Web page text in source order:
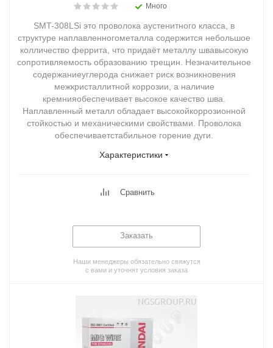
Много
SMT-308LSi это проволока аустенитного класса, в
структуре наплавленногометалла содержится небольшое
колличество феррита, что придаёт металлу швавысокую
сопротивляемость образованию трещин. Незначительное
содержаниеуглерода снижает риск возникновения
межкристаллитной коррозии, а наличие
кремнияобеспечивает высокое качество шва.
Наплавленный металл обладает высокойкоррозионной
стойкостью и механическими свойствами. Проволока
обеспечиваетстабильное горение дуги.
Характеристики
Сравнить
Заказать
Наши менеджеры обязательно свяжутся
с вами и уточнят условия заказа